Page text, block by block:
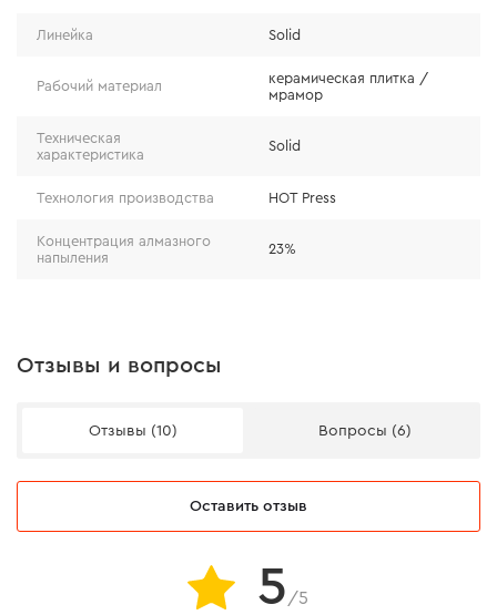
подходят диски диаметром 180 и 200 мм, а для УШМ:
115, 125, 150, 180 и 230 мм.
Линейка Solid
Рабочий материал
керамическая плитка /
мрамор
Техническая
характеристика
Solid
Технология производства HOT Press
Концентрация алмазного
напыления
23%
Отзывы и вопросы
Отзывы (10) Вопросы (6)
Оставить отзыв
5 /5